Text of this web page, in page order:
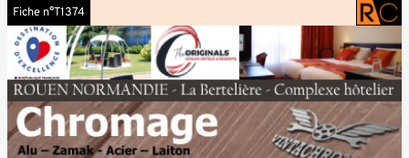
Fiche n°T1374